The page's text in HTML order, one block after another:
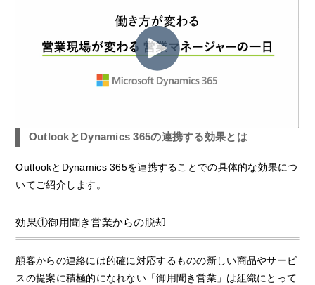
OutlookとDynamics 365の連携する効果とは
OutlookとDynamics 365を連携することでの具体的な効果につ
いてご紹介します。
効果①御用聞き営業からの脱却
顧客からの連絡には的確に対応するものの新しい商品やサービ
スの提案に積極的になれない「御用聞き営業」は組織にとって